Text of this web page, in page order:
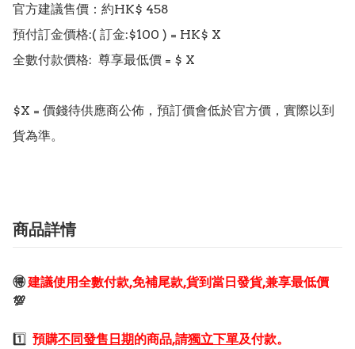
官方建議售價：約HK$ 458
預付訂金價格:( 訂金:$100 ) = HK$ X
全數付款價格:  尊享最低價 = $ X
$X = 價錢待供應商公佈，預訂價會低於官方價，實際以到
貨為準。
商品詳情
🉐建議使用全數付款,免補尾款,貨到當日發貨,兼享最低價
💯
1️⃣ 預購不同發售日期的商品,請獨立下單及付款。